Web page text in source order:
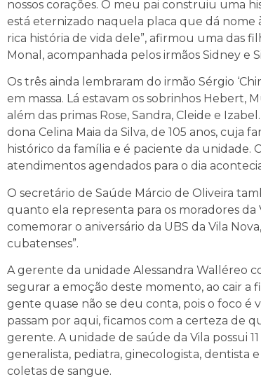
nossos corações. O meu pai construiu uma
está eternizado naquela placa que dá nome
rica história de vida dele”, afirmou uma das
Monal, acompanhada pelos irmãos Sidney e
Os três ainda lembraram do irmão Sérgio
em massa. Lá estavam os sobrinhos Hebert,
além das primas Rose, Sandra, Cleide e
dona Celina Maia da Silva, de 105 anos, cuja
histórico da família e é paciente da unidade.
atendimentos agendados para o dia
O secretário de Saúde Márcio de Oliveira
quanto ela representa para os moradores da
comemorar o aniversário da UBS da Vila
cubatenses”.
A gerente da unidade Alessandra Walléreo
segurar a emoção deste momento, ao cair a
gente quase não se deu conta, pois o foco
passam por aqui, ficamos com a certeza de
gerente. A unidade de saúde da Vila possui
generalista, pediatra, ginecologista, dentista
coletas de sangue.